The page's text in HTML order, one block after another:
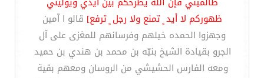
ظهوركم لا أيد ٍ تمنع ولا رجل ٍ ترفع] قالو ا آمين
وجهزوا الحمده خيلهم وفرسانهم للمغزى على آل
الجرو بقيادة الشيخ بنيّه بن محمد بن هندي بن حميد
ومعه الفارس الحشيشي من الروسان ومعهم بقية